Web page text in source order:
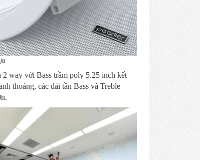
way với Bass trầm poly 5.25 inch kết
thoáng, các dải tần Bass và Treble